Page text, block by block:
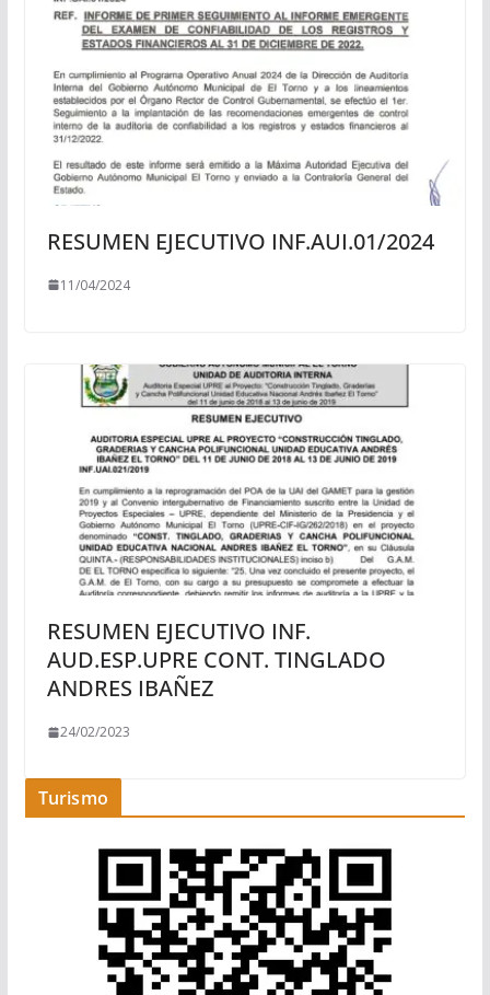
RESUMEN EJECUTIVO INF.AUI.01/2024
11/04/2024
RESUMEN EJECUTIVO INF.
AUD.ESP.UPRE CONT. TINGLADO
ANDRES IBAÑEZ
24/02/2023
Turismo